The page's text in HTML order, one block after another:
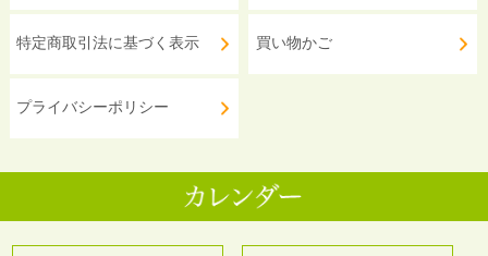
特定商取引法に基づく表示
プライバシーポリシー
買い物かご